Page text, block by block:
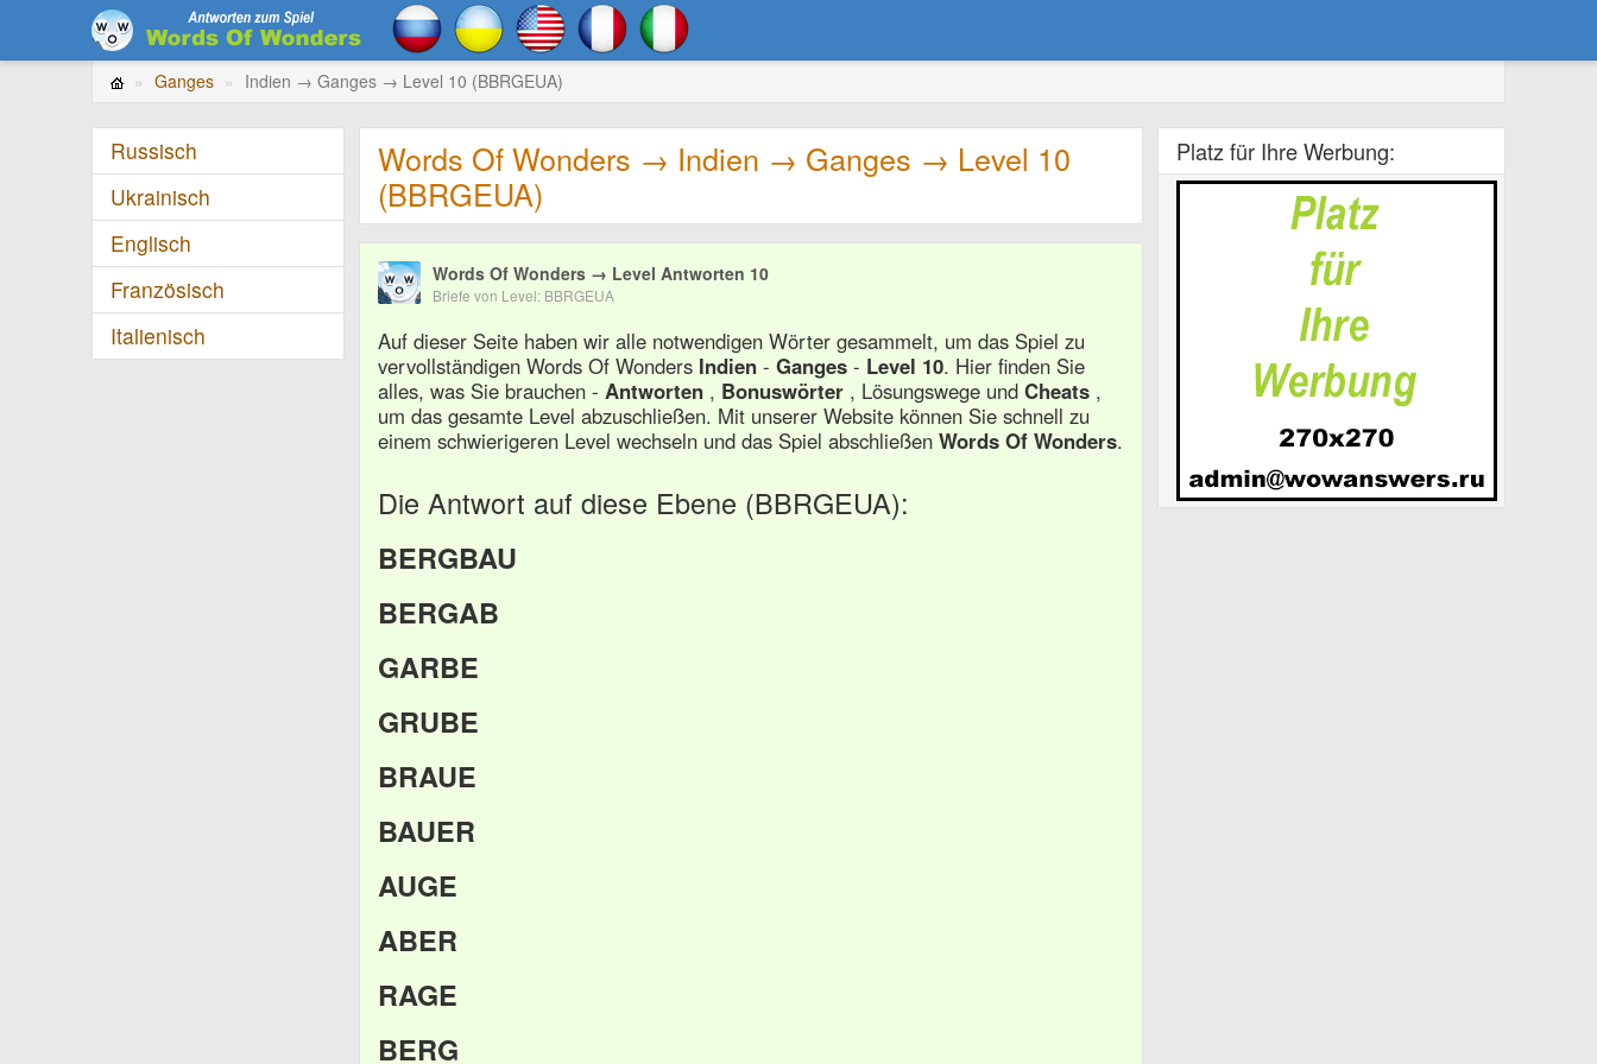
Ganges Indien → Ganges → Level 10 (BBRGEUA)
Words Of Wonders → Indien → Ganges → Level 10
(BBRGEUA)
Words Of Wonders → Level Antworten 10
Briefe von Level: BBRGEUA
Auf dieser Seite haben wir alle notwendigen Wörter gesammelt, um das Spiel zu
vervollständigen Words Of Wonders Indien -Ganges - Level 10. Hier finden Sie
alles, was Sie brauchen -Antworten , Bonuswörter , Lösungswege undCheats ,
um das gesamte Level abzuschließen. Mit unserer Website können Sie schnell zu
einem schwierigeren Level wechseln und das Spiel abschließenWords Of Wonders.
Die Antwort auf diese Ebene (BBRGEUA):
BERGBAU
BERGAB
GARBE
GRUBE
BRAUE
BAUER
AUGE
ABER
RAGE
BERG
Platz für Ihre Werbung:
Russisch
Ukrainisch
Englisch
Französisch
Italienisch